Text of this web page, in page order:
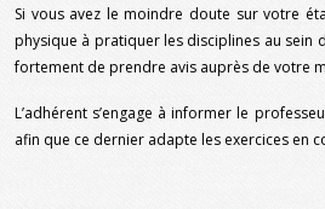
Si vous avez le moindre doute sur votre
physique à pratiquer les disciplines au sein
fortement de prendre avis auprès de votre
L’adhérent s’engage à informer le
afin que ce dernier adapte les exercices en